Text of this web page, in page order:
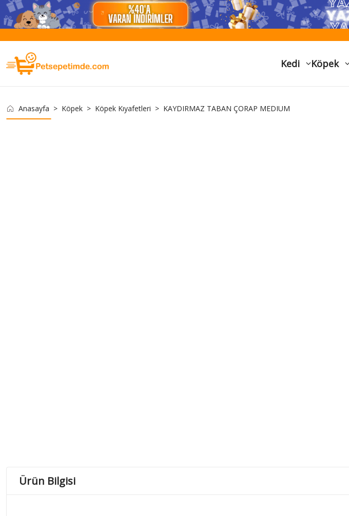
Kedi Köpek
Anasayfa Köpek Köpek Kıyafetleri KAYDIRMAZ TABAN ÇORAP MEDIUM
Ürün Bilgisi